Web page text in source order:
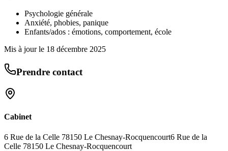
Psychologie générale
Anxiété, phobies, panique
Enfants/ados : émotions, comportement, école
Mis à jour le 18 décembre 2025
Prendre contact
Cabinet
6 Rue de la Celle 78150 Le Chesnay-Rocquencourt6 Rue de la
Celle 78150 Le Chesnay-Rocquencourt